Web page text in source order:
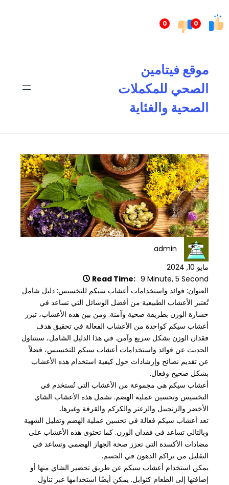
0
0إلى
موقع فيتامين
الصحي للمكملات
الصحية والغئاية
admin
مايو 10, 2024
Read Time: 9 Minute, 5 Second
العنوان: فوائد واستخدامات أعشاب سيكم للتخسيس: دليل شامل
تُعتبر الأعشاب الطبيعية من أفضل الوسائل التي تساعد في
خسارة الوزن بطريقة صحية وآمنة. ومن بين هذه الأعشاب، تبرز
أعشاب سيكم كواحدة من الأعشاب الفعالة في تحقيق هدف
فقدان الوزن بشكل سريع وآمن. في هذا الدليل الشامل، سنتناول
الحديث عن فوائد واستخدامات أعشاب سيكم للتخسيس، فضلاً
عن تقديم نصائح وإرشادات حول كيفية استخدام هذه الأعشاب
بشكل صحيح وفعال.
أعشاب سيكم هي مجموعة من الأعشاب التي تُستخدم في
التخسيس وتحسين عملية الهضم. تشمل هذه الأعشاب الشاي
الأخضر والزنجبيل والزعتر والكركم والقرفة وغيرها.
تعد أعشاب سيكم فعالة في تحسين عملية الهضم وتقليل الشهية
وبالتالي تساعد في فقدان الوزن. كما تحتوي هذه الأعشاب على
مضادات الأكسدة التي تعزز صحة الجهاز الهضمي وتساعد في
التقليل من تراكم الدهون في الجسم.
يمكن استخدام أعشاب سيكم عن طريق تحضير الشاي منها أو
إضافتها إلى الطعام كتوابل. يمكن أيضًا استخدامها عبر تناول